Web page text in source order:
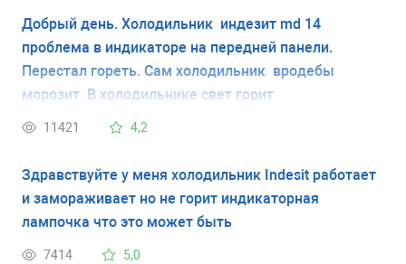
Добрый день. Холодильник индезит md 14
проблема в индикаторе на передней панели.
Перестал гореть. Сам холодильник вродебы
морозит. В холодильнике свет горит
11421 4,2
Здравствуйте у меня холодильник Indesit работает
и замораживает но не горит индикаторная
лампочка что это может быть
7414 5,0